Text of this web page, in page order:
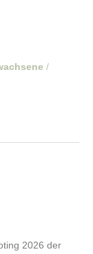
/
2026 der